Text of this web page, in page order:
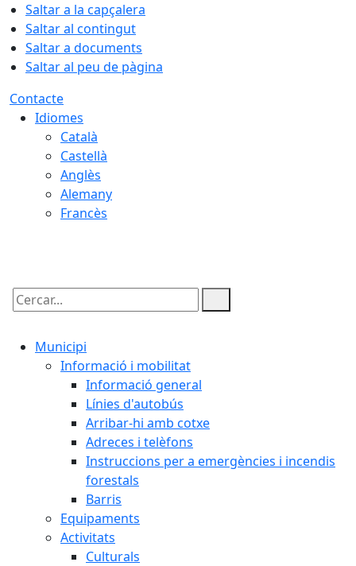
Saltar a la capçalera
Saltar al contingut
Saltar a documents
Saltar al peu de pàgina
Contacte
Idiomes
Català
Castellà
Anglès
Alemany
Francès
Cercar:
Municipi
Informació i mobilitat
Informació general
Línies d'autobús
Arribar-hi amb cotxe
Adreces i telèfons
Instruccions per a emergències i incendis
forestals
Barris
Equipaments
Activitats
Culturals